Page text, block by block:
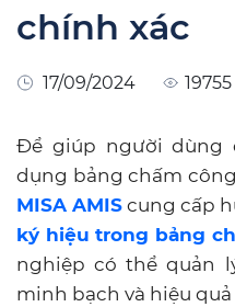
chính xác
17/09/2024 19755
Để giúp người dùng
dụng bảng chấm
MISA AMIS cung cấp
ký hiệu trong bảng
nghiệp có thể quản
minh bạch và hiệu quả